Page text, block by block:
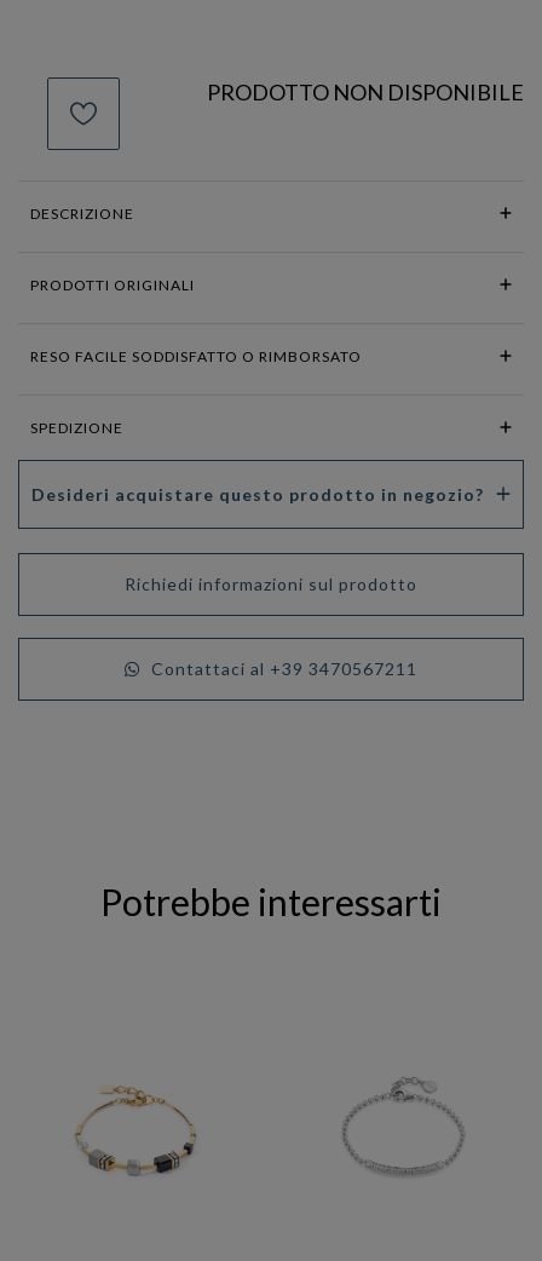
PRODOTTO NON DISPONIBILE
DESCRIZIONE
PRODOTTI ORIGINALI
RESO FACILE SODDISFATTO O RIMBORSATO
SPEDIZIONE
Desideri acquistare questo prodotto in negozio?
Richiedi informazioni sul prodotto
Contattaci al +39 3470567211
Potrebbe interessarti